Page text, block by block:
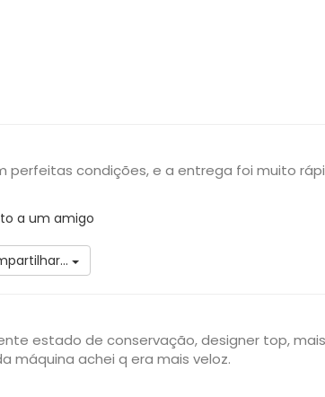
perfeitas condições, e a entrega foi muito
a um amigo
estado de conservação, designer top,
máquina achei q era mais veloz.